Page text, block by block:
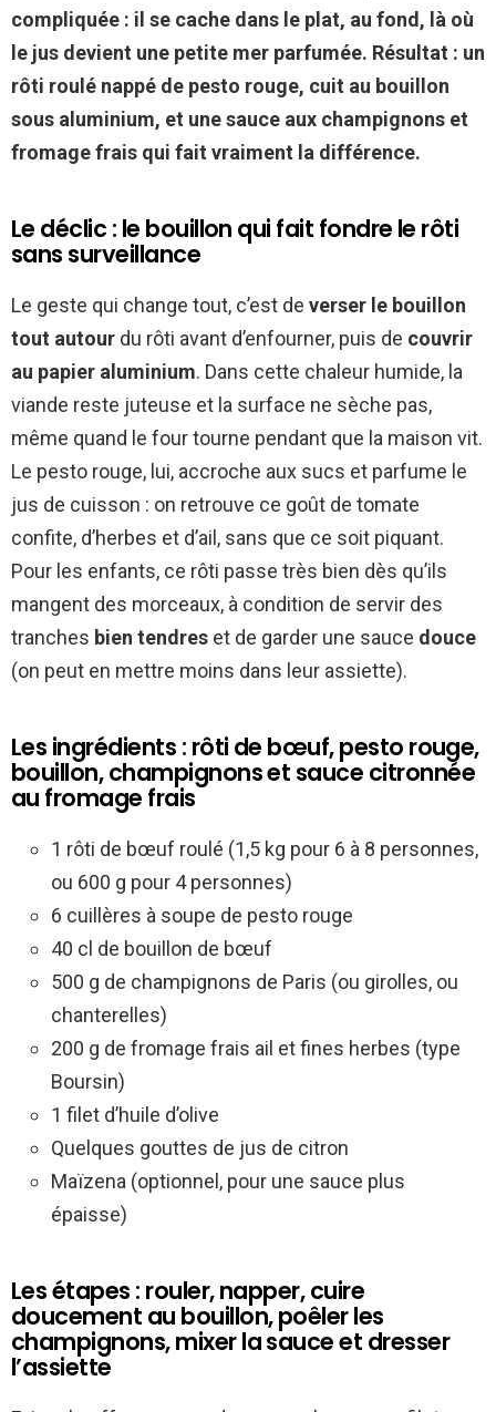
compliquée : il se cache dans le plat, au fond, là où
le jus devient une petite mer parfumée. Résultat : un
rôti roulé nappé de pesto rouge, cuit au bouillon
sous aluminium, et une sauce aux champignons et
fromage frais qui fait vraiment la différence.
Le déclic : le bouillon qui fait fondre le rôti
sans surveillance
Le geste qui change tout, c’est de verser le bouillon
tout autour du rôti avant d’enfourner, puis de couvrir
au papier aluminium. Dans cette chaleur humide, la
viande reste juteuse et la surface ne sèche pas,
même quand le four tourne pendant que la maison vit.
Le pesto rouge, lui, accroche aux sucs et parfume le
jus de cuisson : on retrouve ce goût de tomate
confite, d’herbes et d’ail, sans que ce soit piquant.
Pour les enfants, ce rôti passe très bien dès qu’ils
mangent des morceaux, à condition de servir des
tranches bien tendres et de garder une sauce douce
(on peut en mettre moins dans leur assiette).
Les ingrédients : rôti de bœuf, pesto rouge,
bouillon, champignons et sauce citronnée
au fromage frais
1 rôti de bœuf roulé (1,5 kg pour 6 à 8 personnes,
ou 600 g pour 4 personnes)
6 cuillères à soupe de pesto rouge
40 cl de bouillon de bœuf
500 g de champignons de Paris (ou girolles, ou
chanterelles)
200 g de fromage frais ail et fines herbes (type
Boursin)
1 filet d’huile d’olive
Quelques gouttes de jus de citron
Maïzena (optionnel, pour une sauce plus
épaisse)
Les étapes : rouler, napper, cuire
doucement au bouillon, poêler les
champignons, mixer la sauce et dresser
l’assiette